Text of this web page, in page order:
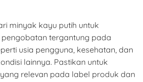
minyak kayu putih untuk
tergantung pada
usia pengguna, kesehatan, dan
lainnya. Pastikan untuk
relevan pada label produk dan